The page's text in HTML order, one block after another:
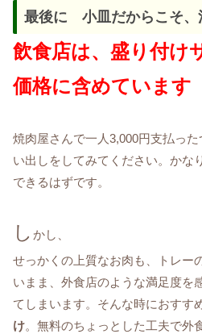
最後に 小皿だからこそ、
飲食店は、盛り付け
価格に含めています
焼肉屋さんで一人3,000円支払っ
い出しをしてみてください。かな
できるはずです。
し かし、
せっかくの上質なお肉も、トレー
いまま、外食店のような満足度を
てしまいます。そんな時におすす
け。無料のちょっとした工夫で外